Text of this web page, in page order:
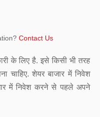
Contact Us
के लिए है. इसे किसी भी तरह
चाहिए. शेयर बाजार में निवेश
में निवेश करने से पहले अपने